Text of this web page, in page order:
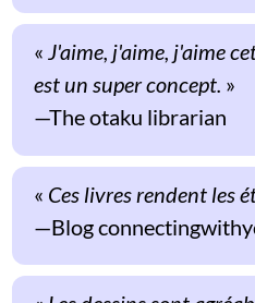
«J'aime, j'aime, j'aime
est un super concept. »
The otaku librarian
« Ces livres rendent les
Blog